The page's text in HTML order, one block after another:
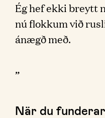
Ég hef ekki breytt
nú flokkum við
ánægð með.
”
När du